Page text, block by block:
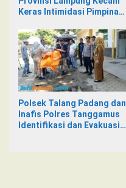
Keras Intimidasi Pimpinan
Kalirejo terhadap Nad
Polsek Talang Padang dan
Inafis Polres Tanggamus
Identifikasi dan Evakuasi